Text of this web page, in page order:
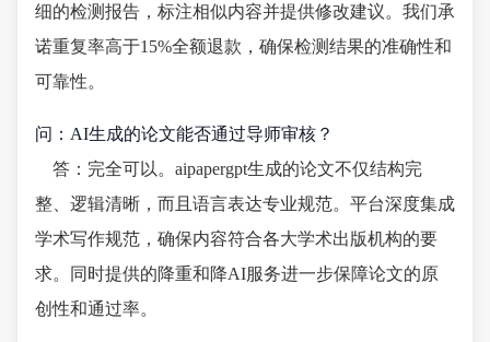
细的检测报告，标注相似内容并提供修改建议。我们承
诺重复率高于15%全额退款，确保检测结果的准确性和
可靠性。
问：AI生成的论文能否通过导师审核？
答：完全可以。aipapergpt生成的论文不仅结构完
整、逻辑清晰，而且语言表达专业规范。平台深度集成
学术写作规范，确保内容符合各大学术出版机构的要
求。同时提供的降重和降AI服务进一步保障论文的原
创性和通过率。